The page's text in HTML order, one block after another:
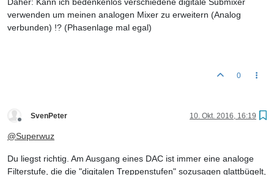
verwenden um meinen analogen Mixer zu erweitern (Analog
verbunden) !? (Phasenlage mal egal)
0
SvenPeter 10. Okt. 2016, 16:19
@Superwuz
Du liegst richtig. Am Ausgang eines DAC ist immer eine analoge
Filterstufe, die die "digitalen Treppenstufen" sozusagen glattbügelt,